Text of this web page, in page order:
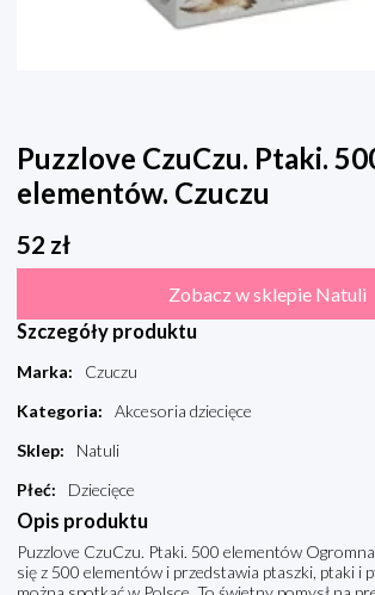
Puzzlove CzuCzu. Ptaki.
elementów. Czuczu
52 zł
Zobacz w sklepie Natuli
Szczegóły produktu
Marka:
Czuczu
Kategoria:
Akcesoria dziecięce
Sklep:
Natuli
Płeć: Dziecięce
Opis produktu
Puzzlove CzuCzu. Ptaki. 500 elementów Ogromna
się z 500 elementów i przedstawia ptaszki, ptaki i